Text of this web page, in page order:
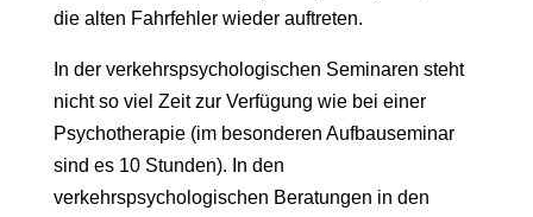
die alten Fahrfehler wieder auftreten.
In der verkehrspsychologischen Seminaren steht
nicht so viel Zeit zur Verfügung wie bei einer
Psychotherapie (im besonderen Aufbauseminar
sind es 10 Stunden). In den
verkehrspsychologischen Beratungen in den